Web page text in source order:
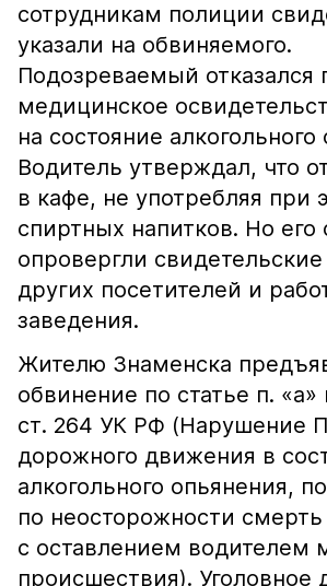
сотрудникам полиции
указали на обвиняемого.
Подозреваемый отказался
медицинское
на состояние алкогольного
Водитель утверждал, что
в кафе, не употребляя при
спиртных напитков. Но его
опровергли свидетельские
других посетителей и
заведения.
Жителю Знаменска
обвинение по статье п. «а»
ст. 264 УК РФ (Нарушение
дорожного движения в
алкогольного опьянения,
по неосторожности смерть
с оставлением водителем
происшествия). Уголовное